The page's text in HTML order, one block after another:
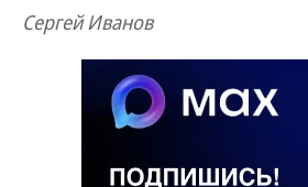
Сергей Иванов